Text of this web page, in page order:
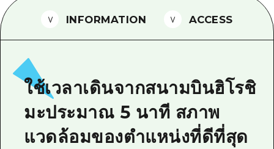
คำถามที่พบบ่อย
ดาวน์โหลดรูปภาพ
ข้อมูลการขนส่งระหว่างเกิดภัยพิบัติ
INFORMATION ACCESS
ใช้เวลาเดินจากสนามบินฮิโรชิ
มะประมาณ 5 นาที สภาพ
แวดล้อมของตำแหน่งที่ดีที่สุด